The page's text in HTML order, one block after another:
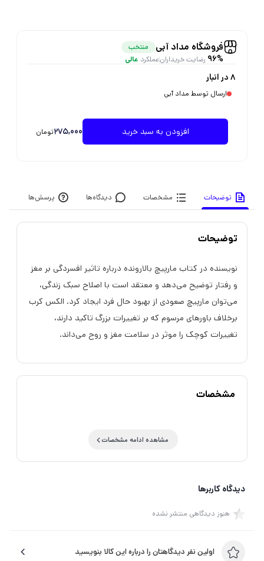
فروشگاه مداد آبی منتخب
96% رضایت خریدارانعملکرد عالی
8 در انبار
ارسال توسط مداد آبی
افزودن به سبد خرید 275,000تومان
توضیحات مشخصات دیدگاه‌ها پرسش‌ها
توضیحات
نویسنده در کتاب مارپیچ بالارونده درباره تاثیر افسردگی بر مغز
و رفتار توضیح می‌دهد و معتقد است با اصلاح سبک زندگی،
می‌توان مارپیچ صعودی از بهبود حال فرد ایجاد کرد. الکس کرب
برخلاف باورهای مرسوم که بر تغییرات بزرگ تاکید دارند،
تغییرات کوچک را موثر در سلامت مغز و روح می‌داند.
مشخصات
مشاهده ادامه مشخصات
دیدگاه کاربرها
هنوز دیدگاهی منتشر نشده
اولین نفر دیدگاهتان را درباره این کالا بنویسید